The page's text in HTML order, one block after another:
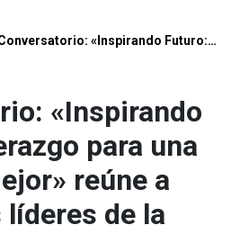
Conversatorio: «Inspirando Futuro: Liderazgo para una sociedad mejor» reúne a destacados líderes de la Facultad de Economía y Administración UC
«Inspirando
para una
reúne a
de la